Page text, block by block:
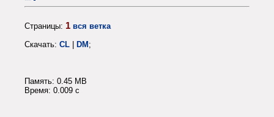
Страницы: 1 вся ветка
Скачать: CL | DM;
Память: 0.45 MB
Время: 0.009 c